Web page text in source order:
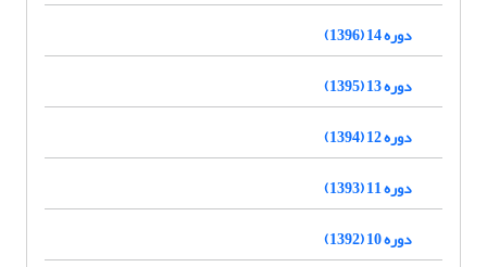
دوره 14 (1396)
دوره 13 (1395)
دوره 12 (1394)
دوره 11 (1393)
دوره 10 (1392)